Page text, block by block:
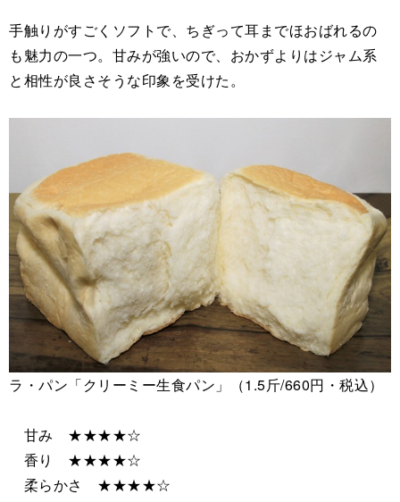
手触りがすごくソフトで、ちぎって耳までほおばれるの
も魅力の一つ。甘みが強いので、おかずよりはジャム系
と相性が良さそうな印象を受けた。
ラ・パン「クリーミー生食パン」（1.5斤/660円・税込）
甘み ★★★★☆
香り ★★★★☆
柔らかさ ★★★★☆